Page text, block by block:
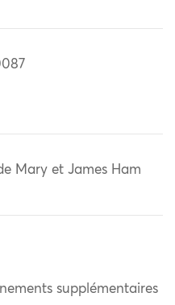
Mary et James Ham
supplémentaires